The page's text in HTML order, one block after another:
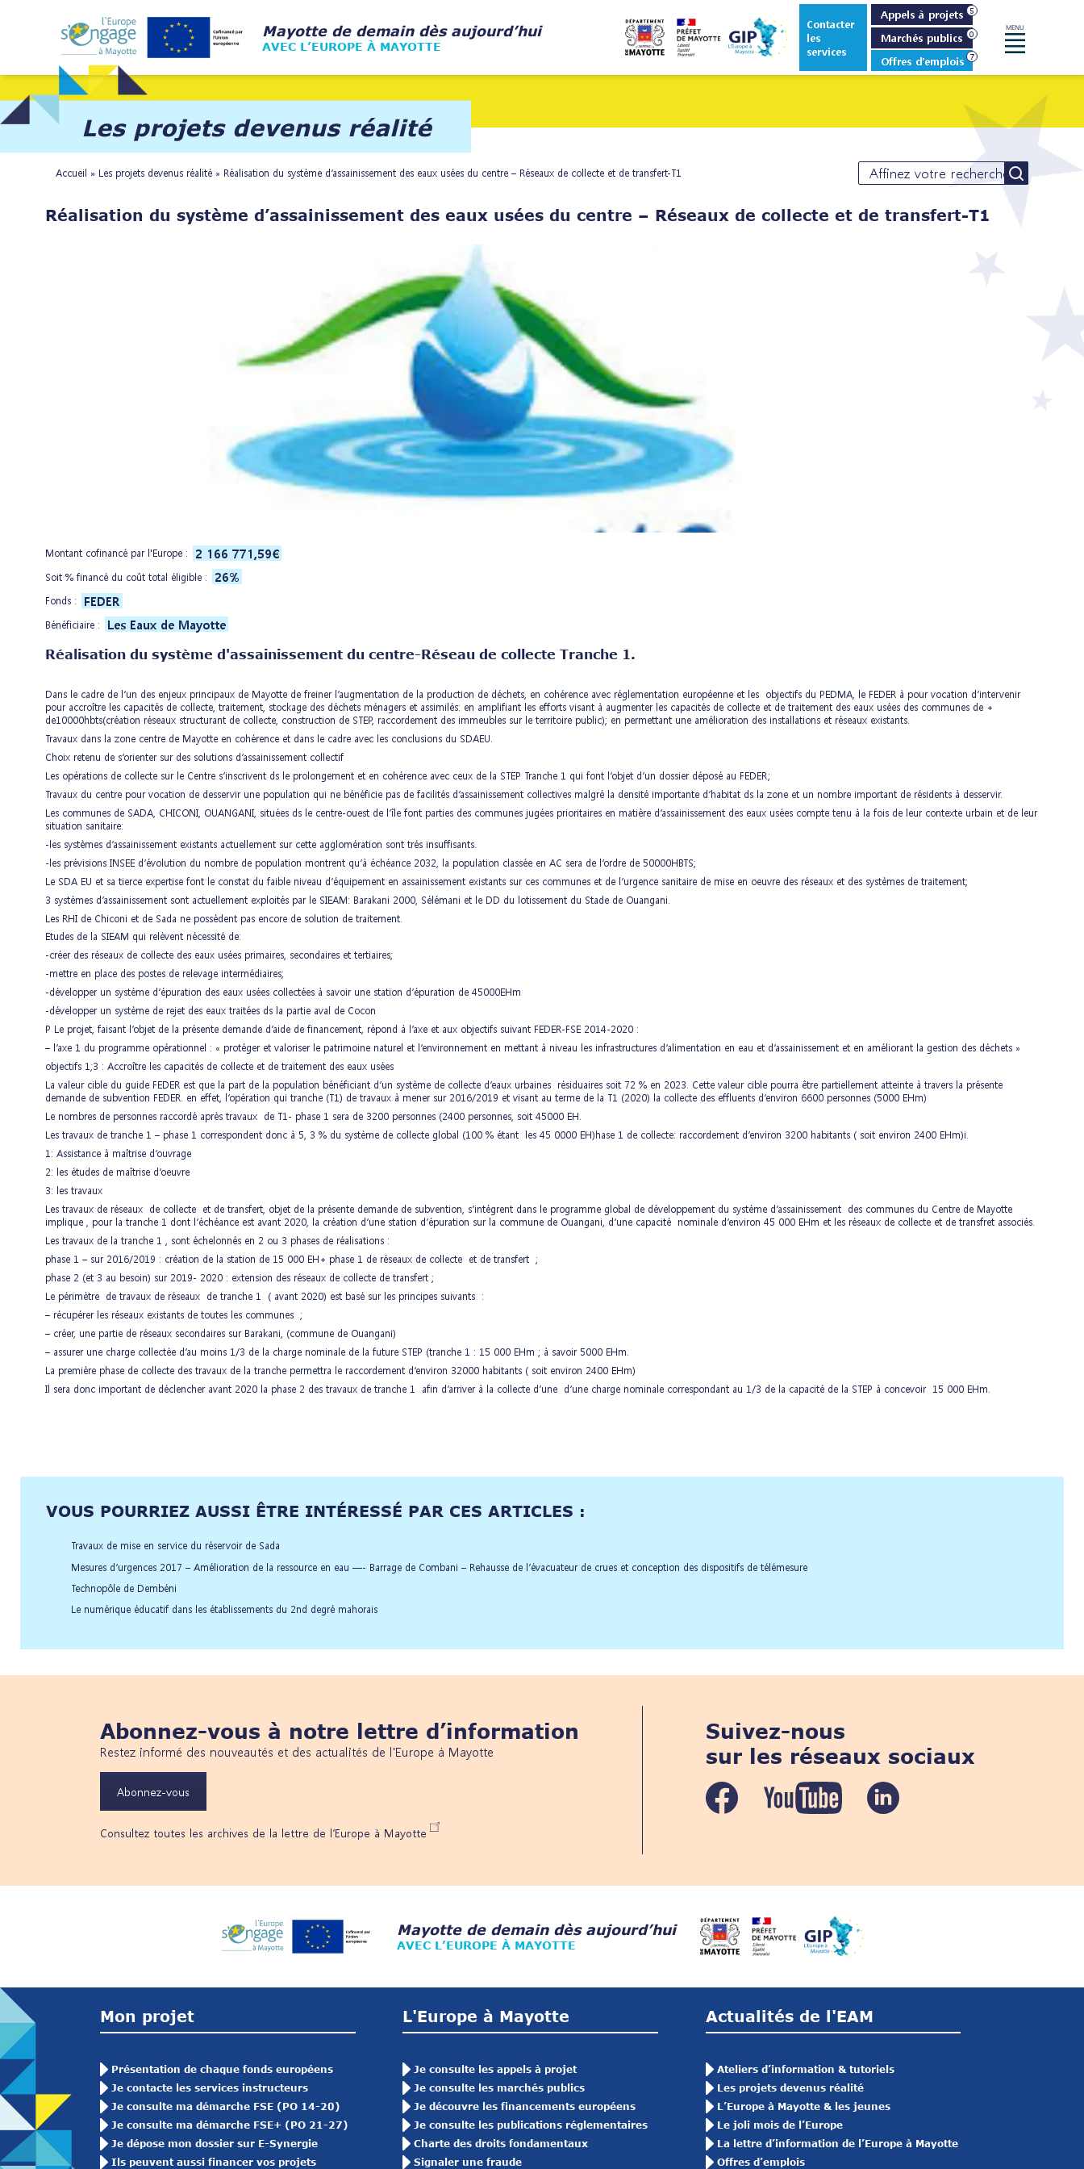
Home
MENU
Menu
Mayotte de demain dès aujourd’hui
AVEC L’EUROPE À MAYOTTE
Contacter
les
services
Appels à projets
Marchés publics
Offres d’emplois
Les projets devenus réalité
Accueil » Les projets devenus réalité » Réalisation du système d’assainissement des eaux usées du centre – Réseaux de collecte et de transfert-T1
Réalisation du système d’assainissement des eaux usées du centre – Réseaux de collecte et de transfert-T1
Montant cofinancé par l'Europe : 2 166 771,59€
Soit % financé du coût total éligible : 26%
Fonds : FEDER
Bénéficiaire : Les Eaux de Mayotte
Réalisation du système d'assainissement du centre-Réseau de collecte Tranche 1.
Dans le cadre de l’un des enjeux principaux de Mayotte de freiner l’augmentation de la production de déchets, en cohérence avec réglementation européenne et les objectifs du PEDMA, le FEDER à pour vocation d’intervenir
pour accroître les capacités de collecte, traitement, stockage des déchets ménagers et assimilés: en amplifiant les efforts visant à augmenter les capacités de collecte et de traitement des eaux usées des communes de +
de10000hbts(création réseaux structurant de collecte, construction de STEP, raccordement des immeubles sur le territoire public); en permettant une amélioration des installations et réseaux existants.
Travaux dans la zone centre de Mayotte en cohérence et dans le cadre avec les conclusions du SDAEU.
Choix retenu de s’orienter sur des solutions d’assainissement collectif
Les opérations de collecte sur le Centre s’inscrivent ds le prolongement et en cohérence avec ceux de la STEP Tranche 1 qui font l’objet d’un dossier déposé au FEDER;
Travaux du centre pour vocation de desservir une population qui ne bénéficie pas de facilités d’assainissement collectives malgré la densité importante d’habitat ds la zone et un nombre important de résidents à desservir.
Les communes de SADA, CHICONI, OUANGANI, situées ds le centre-ouest de l’île font parties des communes jugées prioritaires en matière d’assainissement des eaux usées compte tenu à la fois de leur contexte urbain et de leur
situation sanitaire:
-les systèmes d’assainissement existants actuellement sur cette agglomération sont trés insuffisants.
-les prévisions INSEE d’évolution du nombre de population montrent qu’à échéance 2032, la population classée en AC sera de l’ordre de 50000HBTS;
Le SDA EU et sa tierce expertise font le constat du faible niveau d’équipement en assainissement existants sur ces communes et de l’urgence sanitaire de mise en oeuvre des réseaux et des systèmes de traitement;
3 systèmes d’assainissement sont actuellement exploités par le SIEAM: Barakani 2000, Sélémani et le DD du lotissement du Stade de Ouangani.
Les RHI de Chiconi et de Sada ne possèdent pas encore de solution de traitement.
Etudes de la SIEAM qui relèvent nécessité de:
-créer des réseaux de collecte des eaux usées primaires, secondaires et tertiaires;
-mettre en place des postes de relevage intermédiaires;
-développer un système d’épuration des eaux usées collectées à savoir une station d’épuration de 45000EHm
-développer un système de rejet des eaux traitées ds la partie aval de Cocon
P Le projet, faisant l’objet de la présente demande d’aide de financement, répond à l’axe et aux objectifs suivant FEDER-FSE 2014-2020 :
– l’axe 1 du programme opérationnel : « protéger et valoriser le patrimoine naturel et l’environnement en mettant à niveau les infrastructures d’alimentation en eau et d’assainissement et en améliorant la gestion des déchets »
objectifs 1;3 : Accroître les capacités de collecte et de traitement des eaux usées
La valeur cible du guide FEDER est que la part de la population bénéficiant d’un système de collecte d’eaux urbaines résiduaires soit 72 % en 2023. Cette valeur cible pourra être partiellement atteinte à travers la présente
demande de subvention FEDER. en effet, l’opération qui tranche (T1) de travaux à mener sur 2016/2019 et visant au terme de la T1 (2020) la collecte des effluents d’environ 6600 personnes (5000 EHm)
Le nombres de personnes raccordé après travaux de T1- phase 1 sera de 3200 personnes (2400 personnes, soit 45000 EH.
Les travaux de tranche 1 – phase 1 correspondent donc à 5, 3 % du système de collecte global (100 % étant les 45 0000 EH)hase 1 de collecte: raccordement d’environ 3200 habitants ( soit environ 2400 EHm)i.
1: Assistance à maîtrise d’ouvrage
2: les études de maîtrise d’oeuvre
3: les travaux
Les travaux de réseaux de collecte et de transfert, objet de la présente demande de subvention, s’intègrent dans le programme global de développement du système d’assainissement des communes du Centre de Mayotte
implique , pour la tranche 1 dont l’échéance est avant 2020, la création d’une station d’épuration sur la commune de Ouangani, d’une capacité nominale d’environ 45 000 EHm et les réseaux de collecte et de transfret associés.
Les travaux de la tranche 1 , sont échelonnés en 2 ou 3 phases de réalisations :
phase 1 – sur 2016/2019 : création de la station de 15 000 EH+ phase 1 de réseaux de collecte et de transfert ;
phase 2 (et 3 au besoin) sur 2019- 2020 : extension des réseaux de collecte de transfert ;
Le périmètre de travaux de réseaux de tranche 1 ( avant 2020) est basé sur les principes suivants :
– récupérer les réseaux existants de toutes les communes ;
– créer, une partie de réseaux secondaires sur Barakani, (commune de Ouangani)
– assurer une charge collectée d’au moins 1/3 de la charge nominale de la future STEP (tranche 1 : 15 000 EHm ; à savoir 5000 EHm.
La première phase de collecte des travaux de la tranche permettra le raccordement d’environ 32000 habitants ( soit environ 2400 EHm)
Il sera donc important de déclencher avant 2020 la phase 2 des travaux de tranche 1 afin d’arriver à la collecte d’une d’une charge nominale correspondant au 1/3 de la capacité de la STEP à concevoir 15 000 EHm.
VOUS POURRIEZ AUSSI ÊTRE INTÉRESSÉ PAR CES ARTICLES :
Travaux de mise en service du réservoir de Sada
Mesures d’urgences 2017 – Amélioration de la ressource en eau —- Barrage de Combani – Rehausse de l’évacuateur de crues et conception des dispositifs de télémesure
Technopôle de Dembéni
Le numérique éducatif dans les établissements du 2nd degré mahorais
Abonnez-vous à notre lettre d’information
Restez informé des nouveautés et des actualités de l'Europe à Mayotte
Abonnez-vous
Consultez toutes les archives de la lettre de l’Europe à Mayotte
Suivez-nous
sur les réseaux sociaux
Mayotte de demain dès aujourd’hui
AVEC L’EUROPE À MAYOTTE
Mon projet
Présentation de chaque fonds européens
Je contacte les services instructeurs
Je consulte ma démarche FSE (PO 14-20)
Je consulte ma démarche FSE+ (PO 21-27)
Je dépose mon dossier sur E-Synergie
Ils peuvent aussi financer vos projets
L'Europe à Mayotte
Je consulte les appels à projet
Je consulte les marchés publics
Je découvre les financements européens
Je consulte les publications réglementaires
Charte des droits fondamentaux
Signaler une fraude
Actualités de l'EAM
Ateliers d’information & tutoriels
Les projets devenus réalité
L’Europe à Mayotte & les jeunes
Le joli mois de l’Europe
La lettre d’information de l’Europe à Mayotte
Offres d’emplois